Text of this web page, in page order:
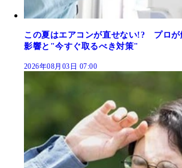
この夏はエアコンが直せない!? プロが
影響と"今すぐ取るべき対策"
2026年08月03日 07:00